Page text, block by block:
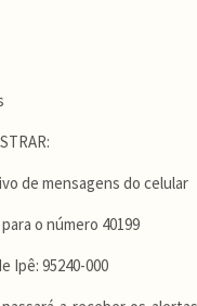
de mensagens do celular
o número 40199
Ipê: 95240-000